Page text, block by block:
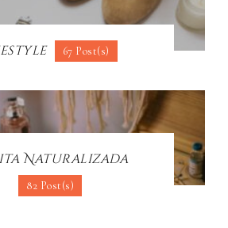
67 Post(s)
Naturalizada
82 Post(s)